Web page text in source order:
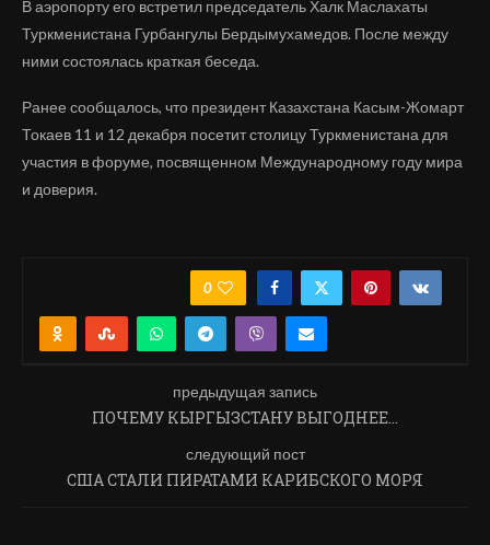
В аэропорту его встретил председатель Халк Маслахаты
Туркменистана Гурбангулы Бердымухамедов. После между
ними состоялась краткая беседа.
Ранее сообщалось, что президент Казахстана Касым-Жомарт
Токаев 11 и 12 декабря посетит столицу Туркменистана для
участия в форуме, посвященном Международному году мира
и доверия.
0
предыдущая запись
ПОЧЕМУ КЫРГЫЗСТАНУ ВЫГОДНЕЕ…
следующий пост
США СТАЛИ ПИРАТАМИ КАРИБСКОГО МОРЯ